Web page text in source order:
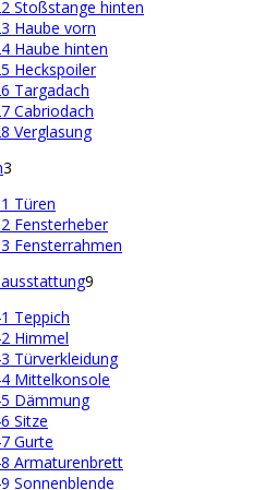
Stoßstange hinten
Haube vorn
Haube hinten
Heckspoiler
Targadach
Cabriodach
Verglasung
3
Türen
Fensterheber
Fensterrahmen
9
Teppich
Himmel
Türverkleidung
Mittelkonsole
Dämmung
Sitze
Gurte
Armaturenbrett
Sonnenblende